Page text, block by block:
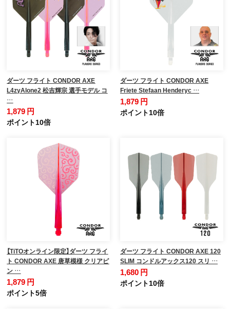
ダーツ フライト CONDOR AXE
L4zyAlone2 松吉輝宗 選手モデル コ
…
1,879 円
ポイント10倍
ダーツ フライト CONDOR AXE
Friete Stefaan Henderyc …
1,879 円
ポイント10倍
【TiTOオンライン限定】ダーツ フライ
ト CONDOR AXE 唐草模様 クリアピ
ン …
1,879 円
ポイント5倍
ダーツ フライト CONDOR AXE 120
SLIM コンドルアックス120 スリ …
1,680 円
ポイント10倍